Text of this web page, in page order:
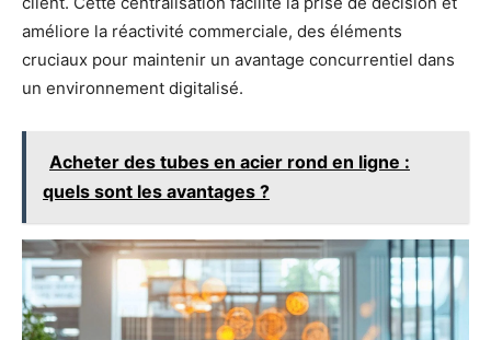
améliore la réactivité commerciale, des éléments
cruciaux pour maintenir un avantage concurrentiel dans
un environnement digitalisé.
Acheter des tubes en acier rond en ligne :
quels sont les avantages ?